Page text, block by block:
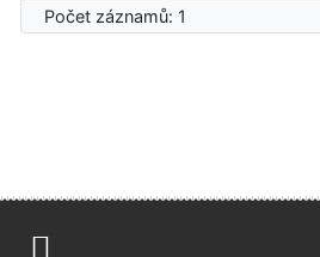
Počet záznamů: 1